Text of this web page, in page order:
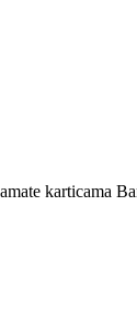
karticama